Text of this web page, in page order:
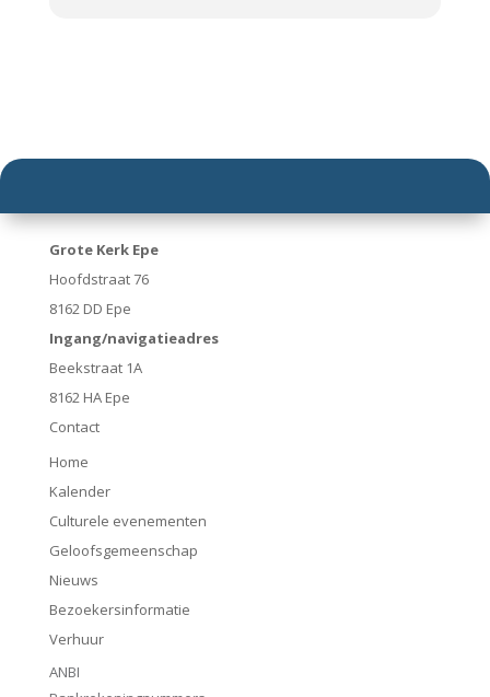
Grote Kerk Epe
Hoofdstraat 76
8162 DD Epe
Ingang/navigatieadres
Beekstraat 1A
8162 HA Epe
Contact
Home
Kalender
Culturele evenementen
Geloofsgemeenschap
Nieuws
Bezoekersinformatie
Verhuur
ANBI